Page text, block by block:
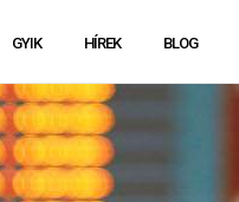
GYIK HÍREK BLOG